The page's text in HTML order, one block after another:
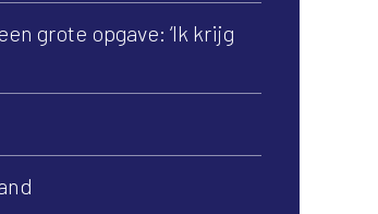
grote opgave: ‘Ik krijg